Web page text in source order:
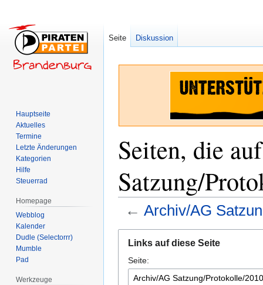
Seiten, die
Satzung/
← Archiv/AG
Navigation
springen
Suche
springen
Links auf diese Seite
Seite:
Seite Diskussion
Hauptseite
Aktuelles
Termine
Letzte Änderungen
Kategorien
Hilfe
Steuerrad
Homepage
Webblog
Kalender
Dudle (Selectorrr)
Mumble
Pad
Werkzeuge